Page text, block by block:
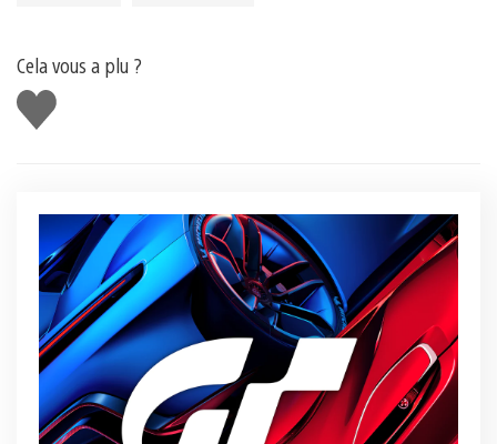
Cela vous a plu ?
J'aime